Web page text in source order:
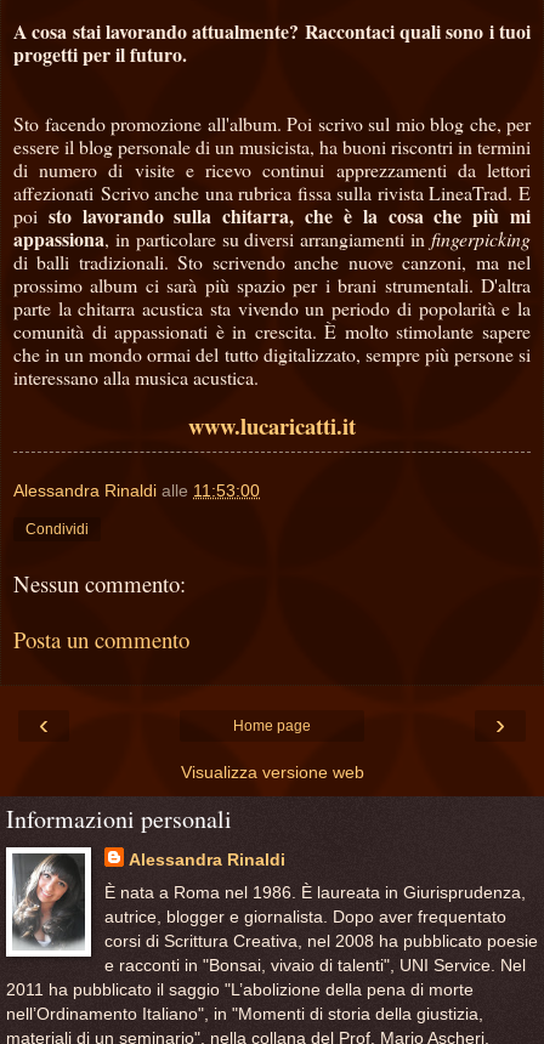
A cosa stai lavorando attualmente? Raccontaci quali sono i tuoi
progetti per il futuro.
Sto facendo promozione all'album. Poi scrivo sul mio blog che, per
essere il blog personale di un musicista, ha buoni riscontri in termini
di numero di visite e ricevo continui apprezzamenti da lettori
affezionati Scrivo anche una rubrica fissa sulla rivista LineaTrad. E
poi sto lavorando sulla chitarra, che è la cosa che più mi
appassiona, in particolare su diversi arrangiamenti in fingerpicking
di balli tradizionali. Sto scrivendo anche nuove canzoni, ma nel
prossimo album ci sarà più spazio per i brani strumentali. D'altra
parte la chitarra acustica sta vivendo un periodo di popolarità e la
comunità di appassionati è in crescita. È molto stimolante sapere
che in un mondo ormai del tutto digitalizzato, sempre più persone si
interessano alla musica acustica.
www.lucaricatti.it
Alessandra Rinaldi alle 11:53:00
Condividi
Nessun commento:
Posta un commento
‹ ›
Home page
Visualizza versione web
Informazioni personali
Alessandra Rinaldi
È nata a Roma nel 1986. È laureata in Giurisprudenza,
autrice, blogger e giornalista. Dopo aver frequentato
corsi di Scrittura Creativa, nel 2008 ha pubblicato poesie
e racconti in "Bonsai, vivaio di talenti", UNI Service. Nel
2011 ha pubblicato il saggio "L’abolizione della pena di morte
nell’Ordinamento Italiano", in "Momenti di storia della giustizia,
materiali di un seminario", nella collana del Prof. Mario Ascheri,